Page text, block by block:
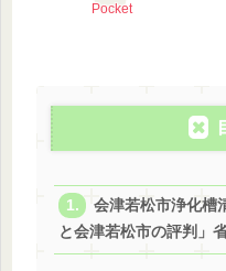
Pocket
会津若松市浄化槽
と会津若松市の評判」